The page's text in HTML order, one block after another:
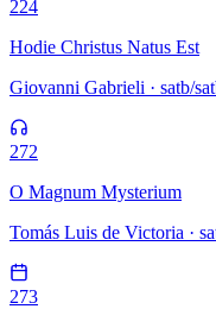
224
Hodie Christus Natus Est
Giovanni Gabrieli · satb/
272
O Magnum Mysterium
Tomás Luis de Victoria ·
273